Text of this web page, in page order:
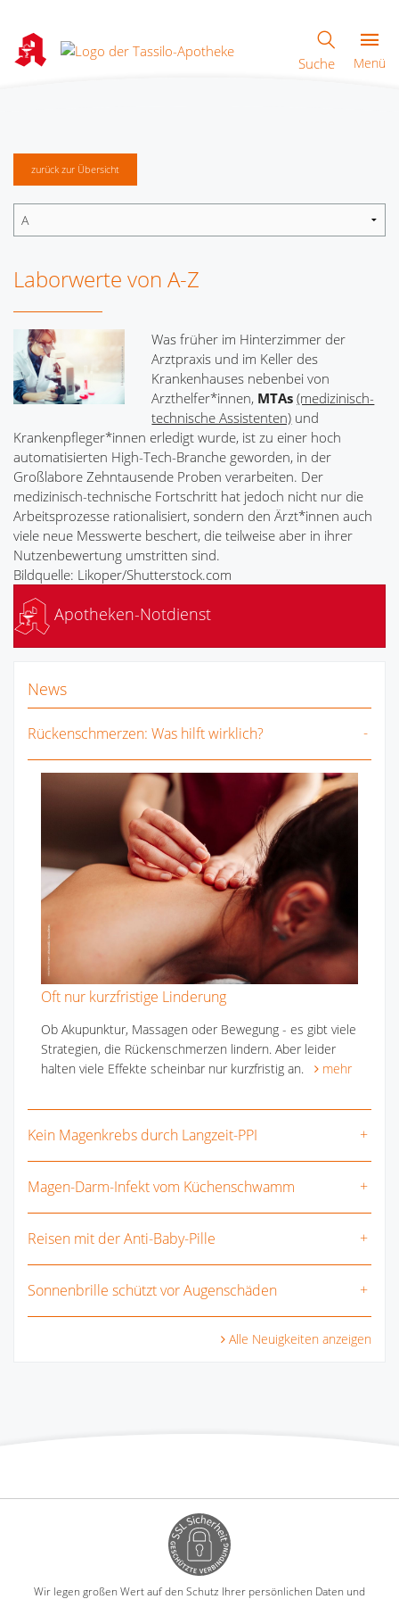
Suche Menü
zurück zur Übersicht
Laborwerte von A-Z
Was früher im Hinterzimmer der
Arztpraxis und im Keller des
Krankenhauses nebenbei von
Arzthelfer*innen, MTAs (medizinisch-
technische Assistenten) und
Krankenpfleger*innen erledigt wurde, ist zu einer hoch
automatisierten High-Tech-Branche geworden, in der
Großlabore Zehntausende Proben verarbeiten. Der
medizinisch-technische Fortschritt hat jedoch nicht nur die
Arbeitsprozesse rationalisiert, sondern den Ärzt*innen auch
viele neue Messwerte beschert, die teilweise aber in ihrer
Nutzenbewertung umstritten sind.
Bildquelle: Likoper/Shutterstock.com
Apotheken-Notdienst
News
Rückenschmerzen: Was hilft wirklich?
Oft nur kurzfristige Linderung
Ob Akupunktur, Massagen oder Bewegung - es gibt viele
Strategien, die Rückenschmerzen lindern. Aber leider
halten viele Effekte scheinbar nur kurzfristig an.
mehr
Kein Magenkrebs durch Langzeit-PPI
Magen-Darm-Infekt vom Küchenschwamm
Reisen mit der Anti-Baby-Pille
Sonnenbrille schützt vor Augenschäden
Alle Neuigkeiten anzeigen
Wir legen großen Wert auf den Schutz Ihrer persönlichen Daten und